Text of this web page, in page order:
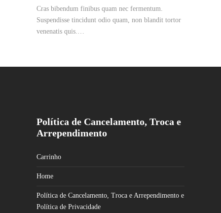
Cras bibendum finibus quam nec fermentum.
Suspendisse tincidunt odio quam, non blandit tortor
venenatis quis.…
Política de Cancelamento, Troca e
Arrependimento
Carrinho
Home
Política de Cancelamento, Troca e Arrependimento e
Política de Privacidade